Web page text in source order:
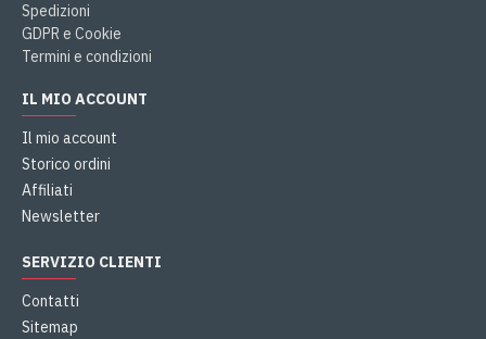
Spedizioni
GDPR e Cookie
Termini e condizioni
IL MIO ACCOUNT
Il mio account
Storico ordini
Affiliati
Newsletter
SERVIZIO CLIENTI
Contatti
Sitemap